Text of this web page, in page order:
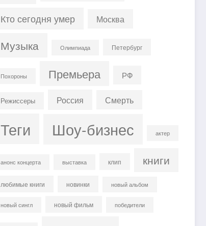
Кто сегодня умер Москва
Музыка Олимпиада Петербург
Похороны Премьера РФ
Режиссеры Россия Смерть
Теги Шоу-бизнес актер
анонс концерта выставка клип книги
любимые книги новинки новый альбом
новый сингл новый фильм победители